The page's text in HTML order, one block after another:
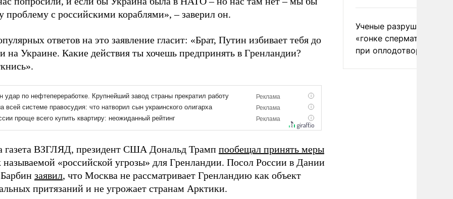
проблему с российскими кораблями», – заверил он.
ответов на это заявление гласит: «Брат, Путин избивает тебя до
на Украине. Какие действия ты хочешь предпринять в Гренландии?
газета ВЗГЛЯД, президент США Дональд Трамп пообещал принять меры
называемой «российской угрозы» для Гренландии. Посол России в Дании
заявил, что Москва не рассматривает Гренландию как объект
притязаний и не угрожает странам Арктики.
Ученые разрушили миф
«гонке
при оплодотворении